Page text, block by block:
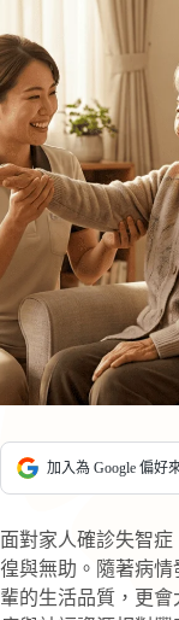
加入為 Google 偏好
面對家人確診失智
徨與無助。隨著病
輩的生活品質，更